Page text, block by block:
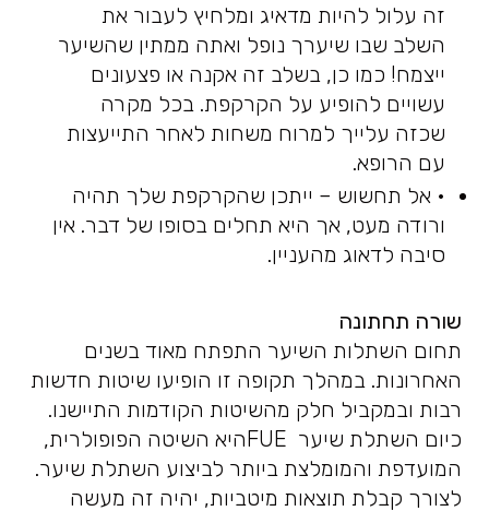
זה עלול להיות מדאיג ומלחיץ לעבור את
השלב שבו שיערך נופל ואתה ממתין שהשיער
ייצמח! כמו כן, בשלב זה אקנה או פצעונים
עשויים להופיע על הקרקפת. בכל מקרה
שכזה עלייך למרוח משחות לאחר התייעצות
עם הרופא.
• אל תחשוש – ייתכן שהקרקפת שלך תהיה
ורודה מעט, אך היא תחלים בסופו של דבר. אין
סיבה לדאוג מהעניין.
שורה תחתונה
תחום השתלות השיער התפתח מאוד בשנים
האחרונות. במהלך תקופה זו הופיעו שיטות חדשות
רבות ובמקביל חלק מהשיטות הקודמות התיישנו.
כיום השתלת שיער FUEהיא השיטה הפופולרית,
המועדפת והמומלצת ביותר לביצוע השתלת שיער.
לצורך קבלת תוצאות מיטביות, יהיה זה מעשה